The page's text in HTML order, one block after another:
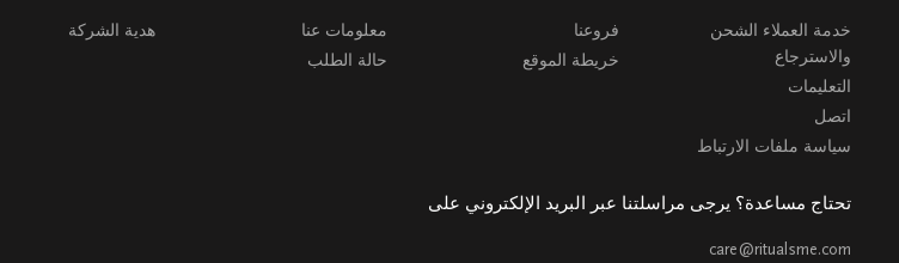
خدمة العملاء الشحن
والاسترجاع
التعليمات
اتصل
سياسة ملفات الارتباط
فروعنا
خريطة الموقع
معلومات عنا
حالة الطلب
هدية الشركة
تحتاج مساعدة؟ يرجى مراسلتنا عبر البريد الإلكتروني على
care@ritualsme.com